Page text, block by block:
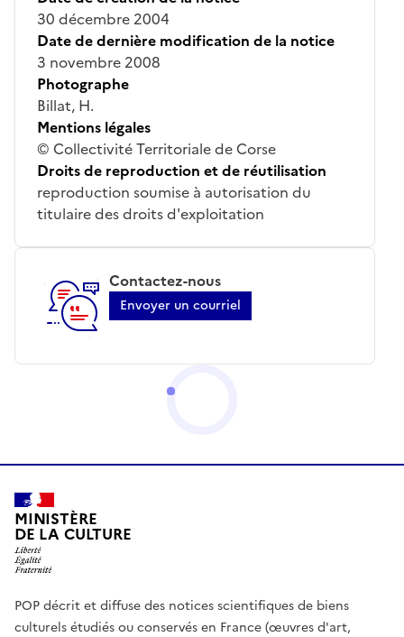
30 décembre 2004
Date de dernière modification de la notice
3 novembre 2008
Photographe
Billat, H.
Mentions légales
© Collectivité Territoriale de Corse
Droits de reproduction et de réutilisation
reproduction soumise à autorisation du
titulaire des droits d'exploitation
Contactez-nous
Envoyer un courriel
MINISTÈRE
DE LA CULTURE
POP décrit et diffuse des notices scientifiques de biens
culturels étudiés ou conservés en France (œuvres d'art,